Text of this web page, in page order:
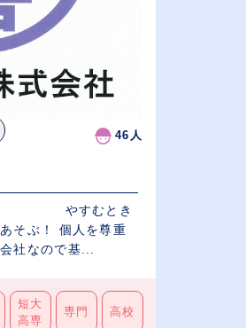
46人
る！ やすむとき
ぶ！ 個人を尊重
社なので基...
短大
高専
専門 高校